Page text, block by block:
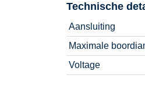
Technische
Aansluiting
Maximale
Voltage